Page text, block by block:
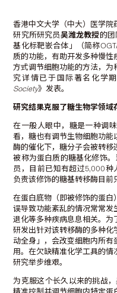
香港中文大学（中大）医学
研究所研究员吴潍龙教授的
基化标靶嵌合体」（简称
质的功能，有助开发多种慢
方式调节细胞功能的方法，
究详情已于国际著名化学
Society》发表。
研究结果克服了糖生物学领域
在一般人眼中，糖是一种调
看，糖也有调节生物细胞功
酶的催化下，糖分子会被转
被称为蛋白质的糖基化修饰
员，目前已知有超过5,000
负责该修饰的糖基转移酶目前
在蛋白底物（即被修饰的蛋
误导致功能紊乱的情况常常
退化等多种疾病息息相关。
研发出针对该转移酶的多种
动全身」，会改变细胞内所
用。在欠缺精准化学工具的
研究举步维艰。
为克服这个长久以来的挑战